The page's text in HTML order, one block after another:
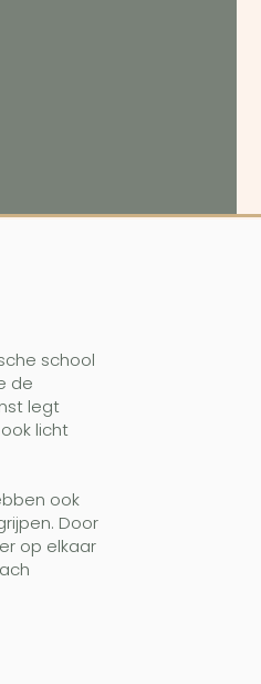
school
de
legt
licht
ook
Door
op elkaar